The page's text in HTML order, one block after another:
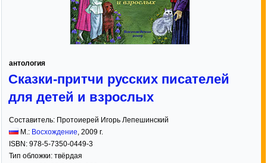
антология
Сказки-притчи русских писателей
для детей и взрослых
Составитель: Протоиерей Игорь Лепешинский
М.: Восхождение, 2009 г.
ISBN: 978-5-7350-0449-3
Тип обложки: твёрдая